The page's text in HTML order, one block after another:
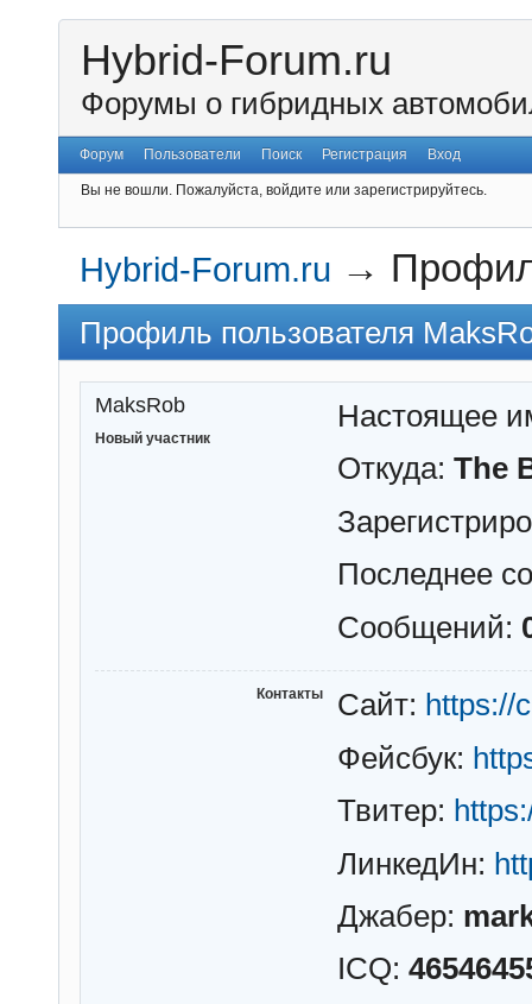
Hybrid-Forum.ru
Форумы о гибридных
Форум Пользователи Поиск Регистрация Вход
Вы не вошли. Пожалуйста, войдите или зарегистрируйтесь.
Hybrid-Forum.ru →
Профиль пользователя
MaksRob
Новый участник
Настоящее
Откуда: The
Последнее
Сообщений:
Контакты Сайт: https://
Фейсбук:
Твитер:
ЛинкедИн:
Джабер:
ICQ: